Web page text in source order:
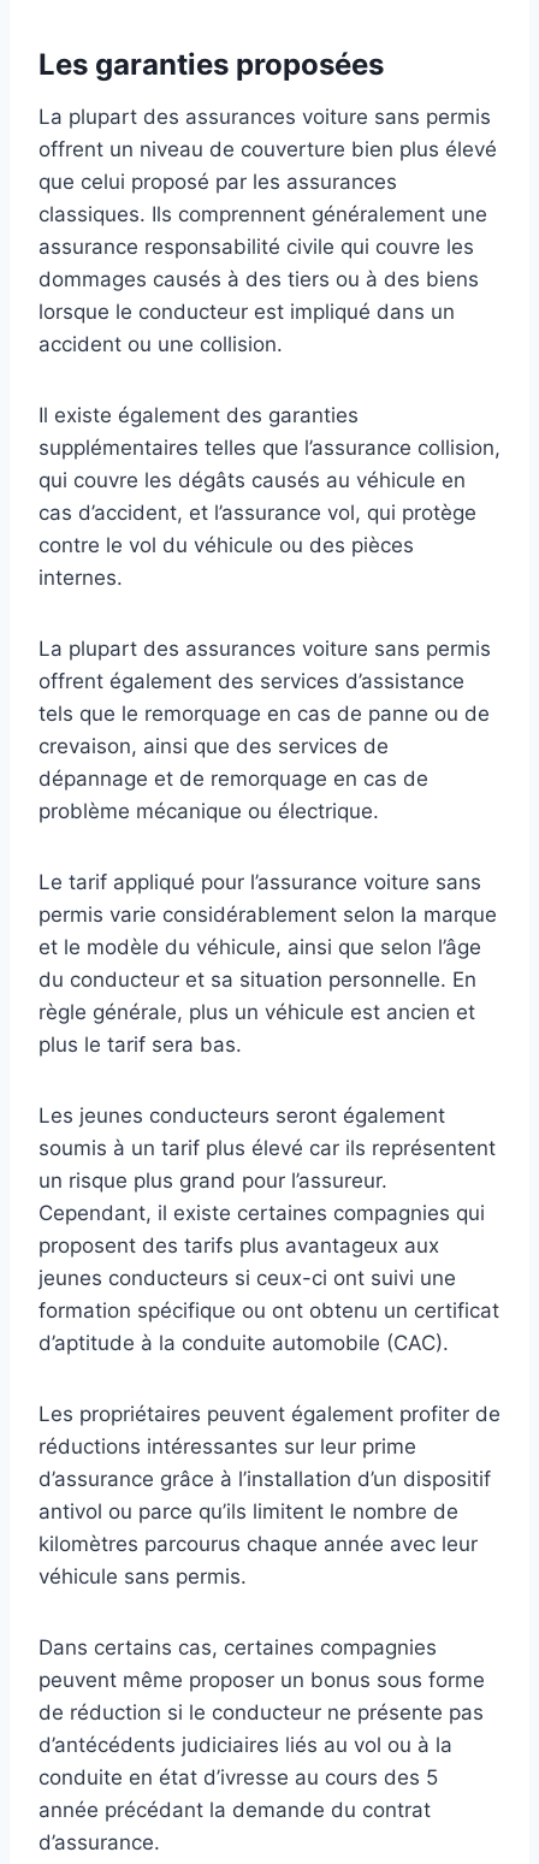
Les garanties proposées
La plupart des assurances voiture sans permis
offrent un niveau de couverture bien plus élevé
que celui proposé par les assurances
classiques. Ils comprennent généralement une
assurance responsabilité civile qui couvre les
dommages causés à des tiers ou à des biens
lorsque le conducteur est impliqué dans un
accident ou une collision.
Il existe également des garanties
supplémentaires telles que l’assurance collision,
qui couvre les dégâts causés au véhicule en
cas d’accident, et l’assurance vol, qui protège
contre le vol du véhicule ou des pièces
internes.
La plupart des assurances voiture sans permis
offrent également des services d’assistance
tels que le remorquage en cas de panne ou de
crevaison, ainsi que des services de
dépannage et de remorquage en cas de
problème mécanique ou électrique.
Le tarif appliqué pour l’assurance voiture sans
permis varie considérablement selon la marque
et le modèle du véhicule, ainsi que selon l’âge
du conducteur et sa situation personnelle. En
règle générale, plus un véhicule est ancien et
plus le tarif sera bas.
Les jeunes conducteurs seront également
soumis à un tarif plus élevé car ils représentent
un risque plus grand pour l’assureur.
Cependant, il existe certaines compagnies qui
proposent des tarifs plus avantageux aux
jeunes conducteurs si ceux-ci ont suivi une
formation spécifique ou ont obtenu un certificat
d’aptitude à la conduite automobile (CAC).
Les propriétaires peuvent également profiter de
réductions intéressantes sur leur prime
d’assurance grâce à l’installation d’un dispositif
antivol ou parce qu’ils limitent le nombre de
kilomètres parcourus chaque année avec leur
véhicule sans permis.
Dans certains cas, certaines compagnies
peuvent même proposer un bonus sous forme
de réduction si le conducteur ne présente pas
d’antécédents judiciaires liés au vol ou à la
conduite en état d’ivresse au cours des 5
année précédant la demande du contrat
d’assurance.